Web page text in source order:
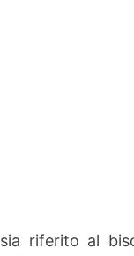
riferito al